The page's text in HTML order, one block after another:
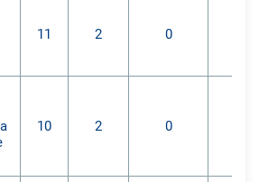
профессиональные компетенции у
в
учреждениях
разного уровня подготовки, для
Федерального
11 2 0
10 2 0